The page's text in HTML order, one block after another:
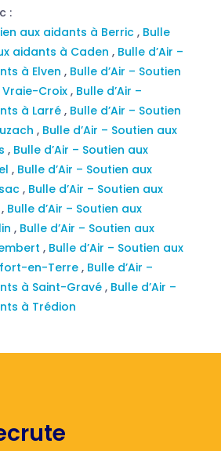
:
aux aidants à Berric , Bulle
aidants à Caden , Bulle d’Air –
à Elven , Bulle d’Air – Soutien
Croix , Bulle d’Air –
à Larré , Bulle d’Air – Soutien
, Bulle d’Air – Soutien aux
, Bulle d’Air – Soutien aux
, Bulle d’Air – Soutien aux
, Bulle d’Air – Soutien aux
, Bulle d’Air – Soutien aux
, Bulle d’Air – Soutien aux
, Bulle d’Air – Soutien aux
en-Terre , Bulle d’Air –
à Saint-Gravé, Bulle d’Air –
à Trédion